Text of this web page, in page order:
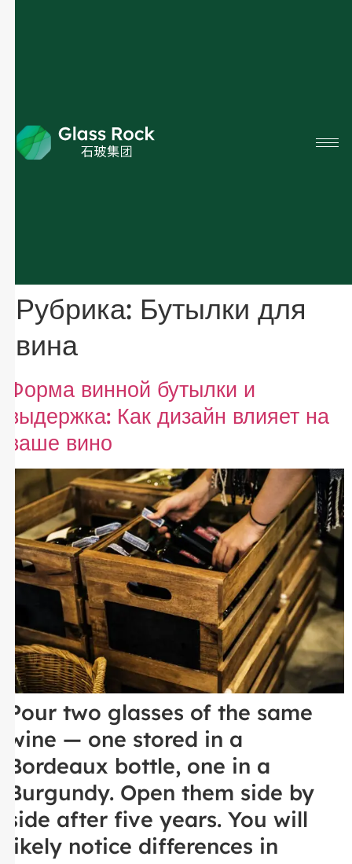
Рубрика: Бутылки для
вина
Форма винной бутылки и
выдержка: Как дизайн влияет на
ваше вино
Pour two glasses of the same
wine — one stored in a
Bordeaux bottle, one in a
Burgundy. Open them side by
side after five years. You will
likely notice differences in